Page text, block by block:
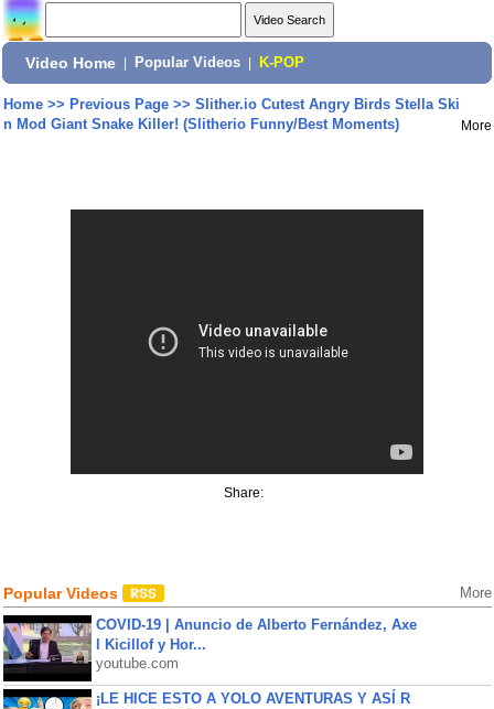
Video Home Popular Videos K-POP
Home>> Previous Page>> Slither.io Cutest Angry Birds Stella Ski
n Mod Giant Snake Killer! (Slitherio Funny/Best Moments)
More
Share:
Popular Videos More
COVID-19 | Anuncio de Alberto Fernández, Axe
l Kicillof y Hor...
youtube.com
¡LE HICE ESTO A YOLO AVENTURAS Y ASÍ R